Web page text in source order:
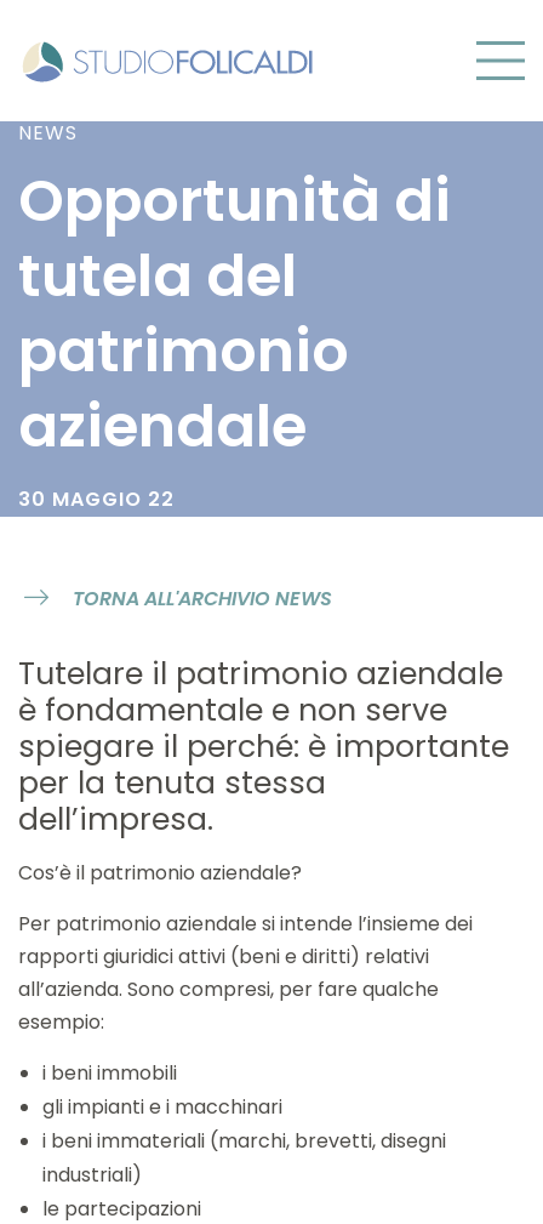
NEWS
Opportunità di
tutela del
patrimonio
aziendale
30 MAGGIO 22
TORNA ALL'ARCHIVIO NEWS
Tutelare il patrimonio aziendale
è fondamentale e non serve
spiegare il perché: è importante
per la tenuta stessa
dell’impresa.
Cos’è il patrimonio aziendale?
Per patrimonio aziendale si intende l’insieme dei
rapporti giuridici attivi (beni e diritti) relativi
all’azienda. Sono compresi, per fare qualche
esempio:
i beni immobili
gli impianti e i macchinari
i beni immateriali (marchi, brevetti, disegni
industriali)
le partecipazioni